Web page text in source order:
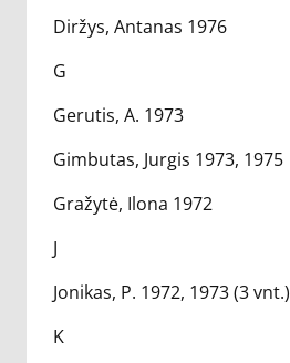
Diržys, Antanas 1976
G
Gerutis, A. 1973
Gimbutas, Jurgis 1973, 1975
Gražytė, Ilona 1972
J
Jonikas, P. 1972, 1973 (3 vnt.)
K